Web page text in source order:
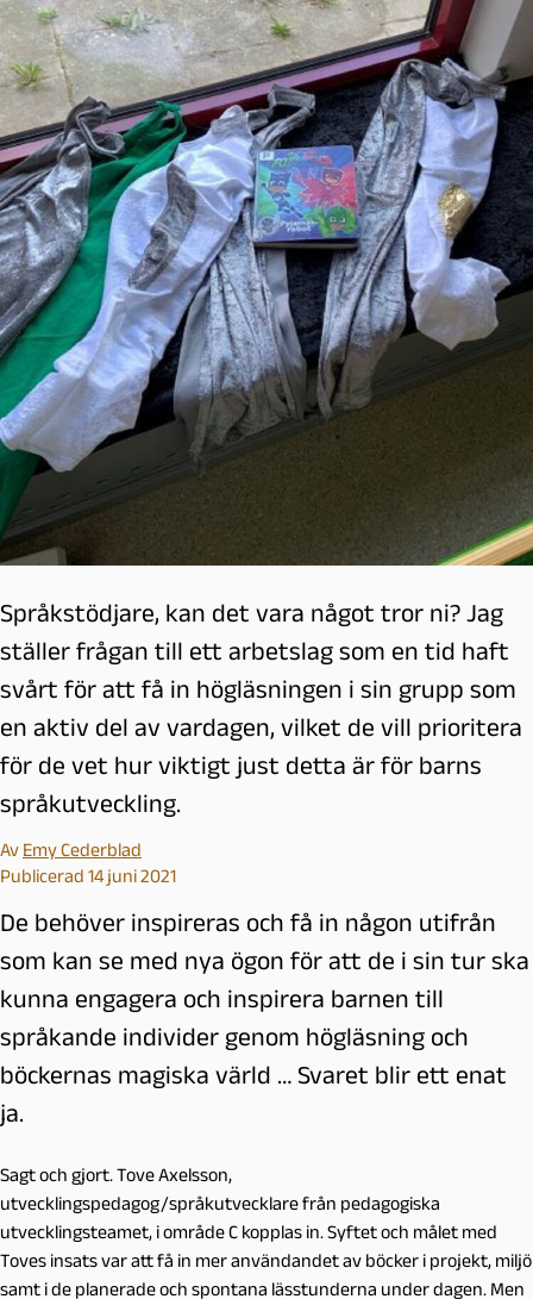
Språkstödjare, kan det vara något tror ni? Jag
ställer frågan till ett arbetslag som en tid haft
svårt för att få in högläsningen i sin grupp som
en aktiv del av vardagen, vilket de vill prioritera
för de vet hur viktigt just detta är för barns
språkutveckling.
Av Emy Cederblad
Publicerad 14 juni 2021
De behöver inspireras och få in någon utifrån
som kan se med nya ögon för att de i sin tur ska
kunna engagera och inspirera barnen till
språkande individer genom högläsning och
böckernas magiska värld … Svaret blir ett enat
ja.
Sagt och gjort. Tove Axelsson,
utvecklingspedagog/språkutvecklare från pedagogiska
utvecklingsteamet, i område C kopplas in. Syftet och målet med
Toves insats var att få in mer användandet av böcker i projekt, miljö
samt i de planerade och spontana lässtunderna under dagen. Men